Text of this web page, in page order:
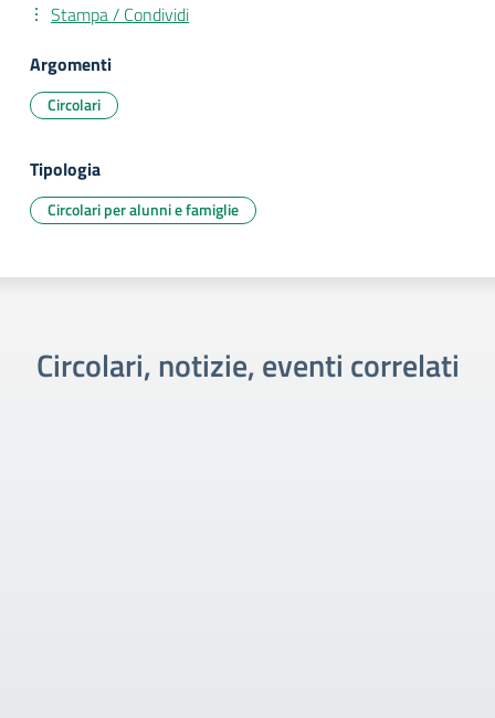
Stampa / Condividi
Argomenti
Circolari
Tipologia
Circolari per alunni e famiglie
Circolari, notizie, eventi correlati